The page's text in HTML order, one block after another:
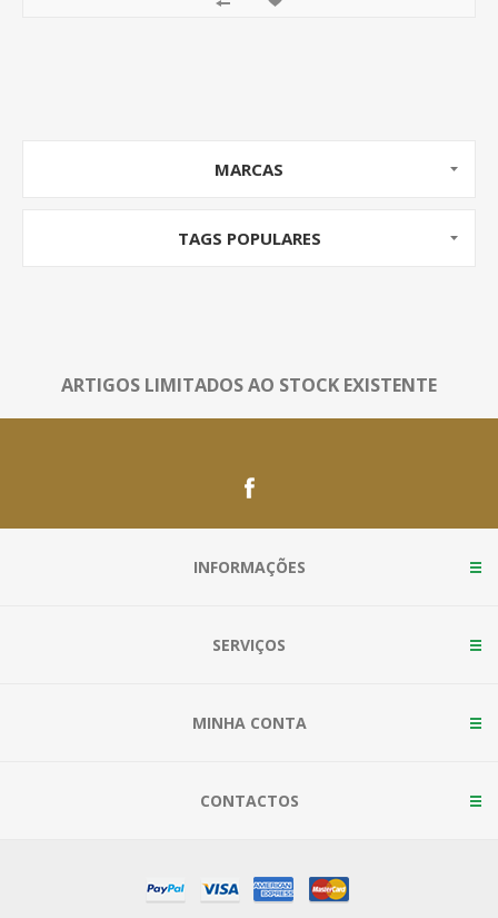
MARCAS
TAGS POPULARES
ARTIGOS LIMITADOS AO STOCK EXISTENTE
INFORMAÇÕES
SERVIÇOS
MINHA CONTA
CONTACTOS